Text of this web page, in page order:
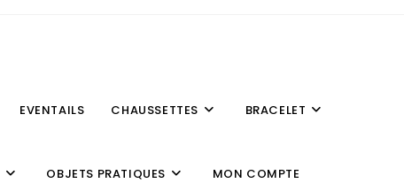
EVENTAILS CHAUSSETTES BRACELET
OBJETS PRATIQUES MON COMPTE